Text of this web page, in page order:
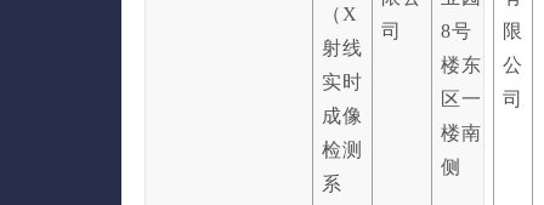
（X
射线
实时
成像
检测
系
司
8号
楼东
区一
楼南
侧
限
公
司